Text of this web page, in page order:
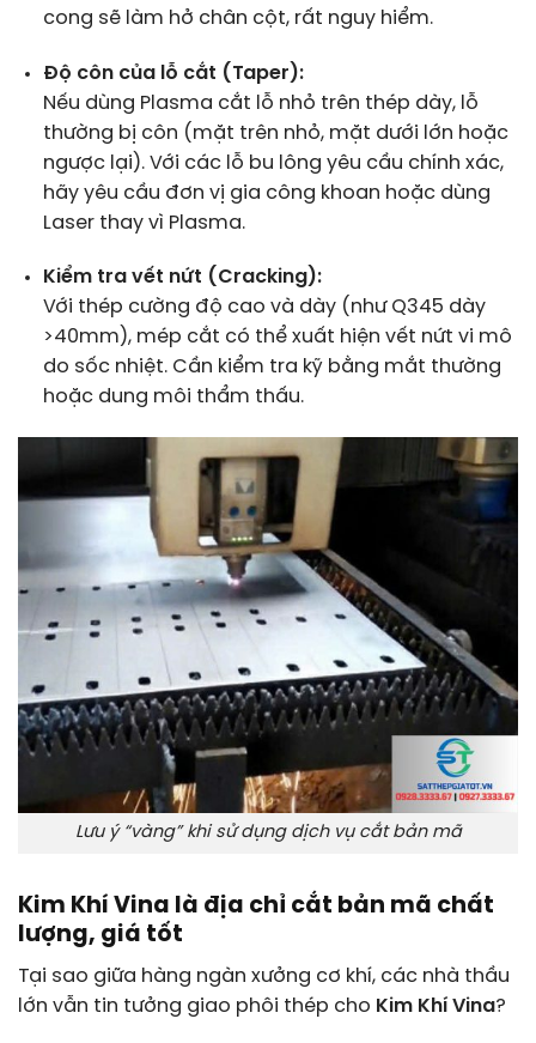
cong sẽ làm hở chân cột, rất nguy hiểm.
Độ côn của lỗ cắt (Taper):
Nếu dùng Plasma cắt lỗ nhỏ trên thép dày, lỗ
thường bị côn (mặt trên nhỏ, mặt dưới lớn hoặc
ngược lại). Với các lỗ bu lông yêu cầu chính xác,
hãy yêu cầu đơn vị gia công khoan hoặc dùng
Laser thay vì Plasma.
Kiểm tra vết nứt (Cracking):
Với thép cường độ cao và dày (như Q345 dày
>40mm), mép cắt có thể xuất hiện vết nứt vi mô
do sốc nhiệt. Cần kiểm tra kỹ bằng mắt thường
hoặc dung môi thẩm thấu.
Lưu ý “vàng” khi sử dụng dịch vụ cắt bản mã
Kim Khí Vina là địa chỉ cắt bản mã chất
lượng, giá tốt
Tại sao giữa hàng ngàn xưởng cơ khí, các nhà thầu
lớn vẫn tin tưởng giao phôi thép cho Kim Khí Vina?